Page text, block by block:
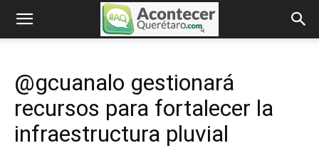
@gcuanalo gestionará
recursos para fortalecer la
infraestructura pluvial